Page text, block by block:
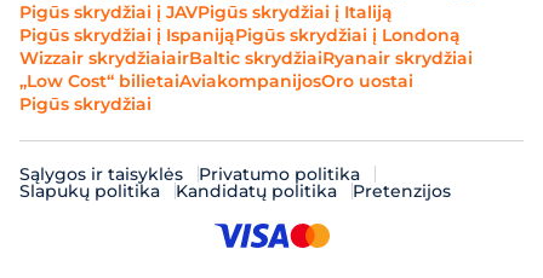
Pigūs skrydžiai į JAVPigūs skrydžiai į Italiją
Pigūs skrydžiai į IspanijąPigūs skrydžiai į Londoną
Wizzair skrydžiaiairBaltic skrydžiaiRyanair skrydžiai
„Low Cost“ bilietaiAviakompanijosOro uostai
Pigūs skrydžiai
Sąlygos ir taisyklės Privatumo politika
Slapukų politika Kandidatų politika Pretenzijos